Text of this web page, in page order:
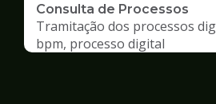
Consulta de Processos
Tramitação dos processos
bpm, processo digital